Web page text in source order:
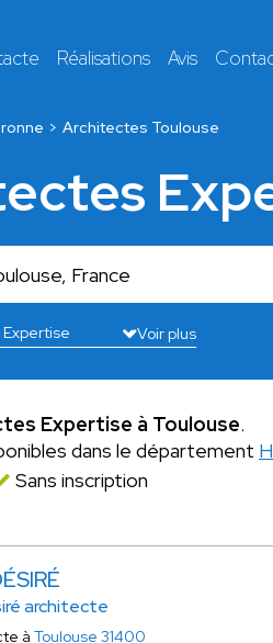
Réalisations Avis
Architectes Toulouse
Voir plus
Expertise à Toulouse.
dans le département
Sans inscription
architecte
àToulouse 31400